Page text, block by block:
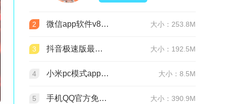
2 微信app软件v8.0.76 官方版 大小：253.8M
3 抖音极速版最新版本官方版2026v39.9.0安卓版 大小：192.5M
4 小米pc模式app安装包(小米pc模式beta版)v12.1.208.5平板版 大小：8.5M
5 手机QQ官方免费最新版v9.3.30 官方正版 大小：390.9M